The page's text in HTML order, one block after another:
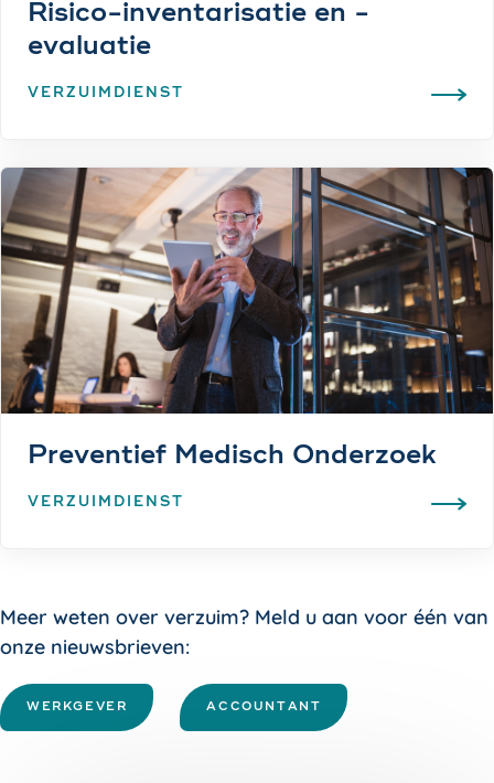
Risico-inventarisatie en -
evaluatie
VERZUIMDIENST
Preventief Medisch Onderzoek
VERZUIMDIENST
Meer weten over verzuim? Meld u aan voor één van
onze nieuwsbrieven:
WERKGEVER ACCOUNTANT